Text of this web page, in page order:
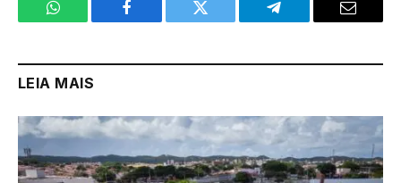
WhatsApp Facebook Twitter Telegram Email
LEIA MAIS